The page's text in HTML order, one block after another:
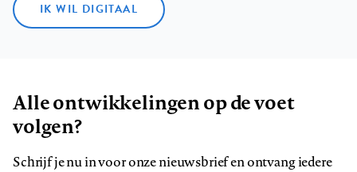
IK WIL DIGITAAL
Alle ontwikkelingen op de voet
volgen?
Schrijf je nu in voor onze nieuwsbrief en ontvang iedere